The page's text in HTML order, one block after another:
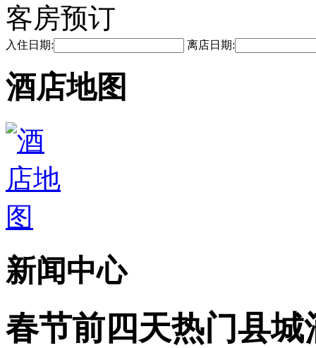
客房预订
入住日期: 离店日期:
酒店地图
新闻中心
春节前四天热门县